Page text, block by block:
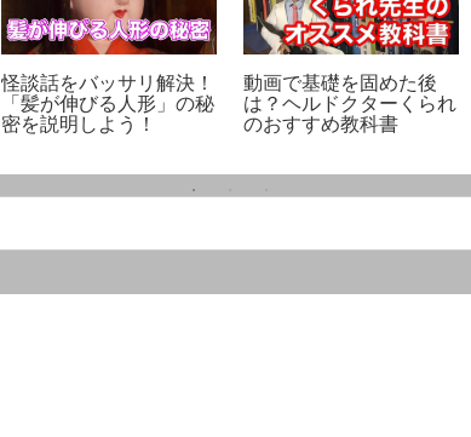
怪談話をバッサリ解決！
「髪が伸びる人形」の秘
密を説明しよう！
動画で基礎を固めた後
は？ヘルドクターくられ
のおすすめ教科書